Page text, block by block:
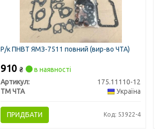
Р/к ПНВТ ЯМЗ-7511 повний (вир-во ЧТА)
910₴
в наявності
Артикул:
175.11110-12
ТМ ЧТА
Україна
ПРИДБАТИ Код: 53922-4